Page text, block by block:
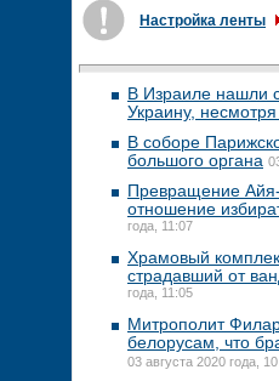
Настройка ленты
В Израиле нашли
Украину,
В соборе
большого органа
Превращение
отношение
года, 11:07
Храмовый
страдавший от
года, 11:05
Митрополит
белорусам, что
03 августа 2020 года,